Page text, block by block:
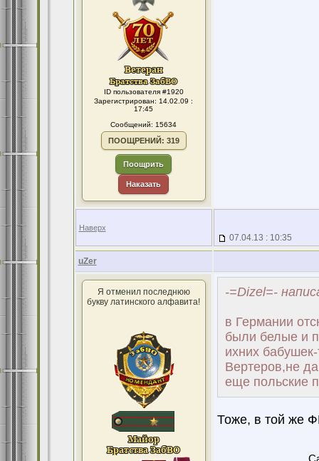
ID пользователя #1920
Зарегистрирован: 14.02.09 :
17:45
Сообщений: 15634
ПООЩРЕНИЙ: 319
Поощрить
Наказать
Наверх
07.04.13 : 10:35
uZer
Я отменил последнюю
букву латинского алфавита!
-=Dizel=-
в Германии
были белые и
ихних
Вертеров,не
еще польские
Тоже, в той же